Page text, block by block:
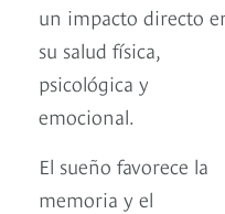
un impacto directo
su salud física,
psicológica y
emocional.
El sueño favorece la
memoria y el